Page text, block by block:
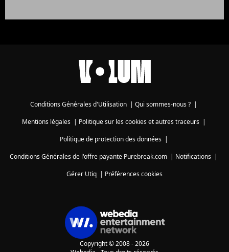
Conditions Générales d'Utilisation | Qui sommes-nous ? |
Mentions légales| Politique sur les cookies et autres traceurs|
Politique de protection des données|
Conditions Générales de l'offre payante Purebreak.com | Notifications |
Gérer Utiq | Préférences cookies
Copyright © 2008 - 2026